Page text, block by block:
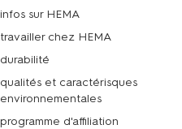
infos sur HEMA
travailler chez HEMA
durabilité
qualités et caractérisques
environnementales
programme d'affiliation